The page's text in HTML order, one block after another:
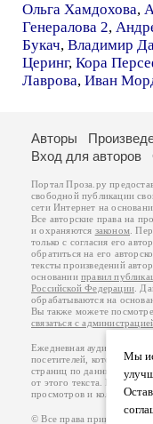
Ольга Хамдохова,
Генералова 2,
Букач, Владимир
Церинг, Кора
Лаврова, Иван
Мы
Авторы
Вход для авторов
Портал Проза.ру
свободной публикации
сети Интернет на
Все авторские права на
и охраняются законом .
только с согласия его
обратиться на его
тексты произведений
основанииправил
Российской Федерации .
обрабатываются на
Вы также можете
связаться с
Ежедневная аудитория
посетителей, которые в
страниц по данным
от этого текста. В каждой
просмотров и количество
© Все права принадлежат